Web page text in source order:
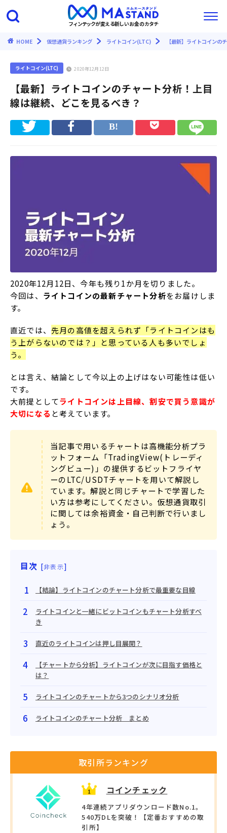
フィンテックが変える新しいお金のカタチ
HOME 仮想通貨ランキング ライトコイン(LTC) 【最新】ライトコインの
ライトコイン(LTC) 2020年12月12日
【最新】ライトコインのチャート分析！上目
線は継続、どこを見るべき？
2020年12月12日、今年も残り1か月を切りました。
今回は、 ライトコインの最新チャート分析をお届けしま
す。
直近では、 先月の高値を超えられず「ライトコインはも
う上がらないのでは？」と思っている人も多いでしょ
う。
とは言え、結論として今以上の上げはない可能性は低い
です。
大前提としてライトコインは上目線、割安で買う意識が
大切になる と考えています。
当記事で用いるチャートは高機能分析プラ
ットフォーム「TradingView(トレーディ
ングビュー)」の提供するビットフライヤ
ーのLTC/USDTチャートを用いて解説し
ています。解説と同じチャートで学習した
い方は参考にしてください。仮想通貨取引
に関しては余裕資金・自己判断で行いまし
ょう。
目次 [非表示]
【結論】ライトコインのチャート分析で最重要な目線
ライトコインと一緒にビットコインもチャート分析すべ
き
直近のライトコインは押し目展開？
【チャートから分析】ライトコインが次に目指す価格と
は？
ライトコインのチャートから3つのシナリオ分析
ライトコインのチャート分析 まとめ
取引所ランキング
コインチェック
4年連続アプリダウンロード数No.1。
540万DLを突破！【定番おすすめの取
引所】